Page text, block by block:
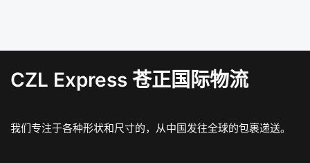
CZL Express 苍正国际物流
我们专注于各种形状和尺寸的，从中国发往全球的包裹递送。